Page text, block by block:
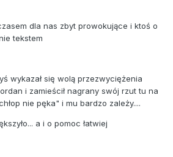
dla nas zbyt prowokujące i ktoś o
tekstem
wykazał się wolą przezwyciężenia
i zamieścił nagrany swój rzut tu na
nie pęka" i mu bardzo zależy....
a i o pomoc łatwiej